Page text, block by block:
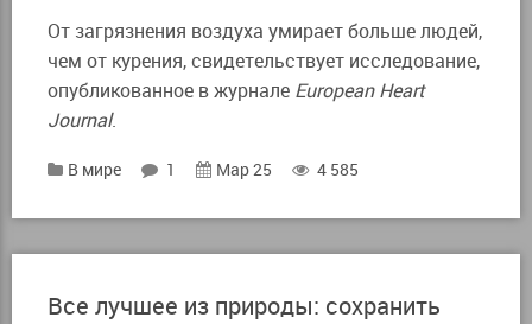
От загрязнения воздуха умирает больше людей,
чем от курения, свидетельствует исследование,
опубликованное в журнале European Heart
Journal.
В мире 1 Мар 25 4 585
Все лучшее из природы: сохранить